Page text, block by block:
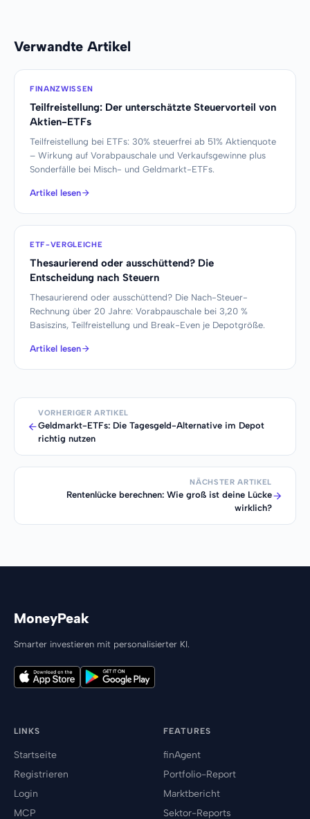
Verwandte Artikel
FINANZWISSEN
Teilfreistellung: Der unterschätzte Steuervorteil von
Aktien-ETFs
Teilfreistellung bei ETFs: 30% steuerfrei ab 51% Aktienquote
– Wirkung auf Vorabpauschale und Verkaufsgewinne plus
Sonderfälle bei Misch- und Geldmarkt-ETFs.
Artikel lesen
ETF-VERGLEICHE
Thesaurierend oder ausschüttend? Die
Entscheidung nach Steuern
Thesaurierend oder ausschüttend? Die Nach-Steuer-
Rechnung über 20 Jahre: Vorabpauschale bei 3,20 %
Basiszins, Teilfreistellung und Break-Even je Depotgröße.
Artikel lesen
VORHERIGER ARTIKEL
Geldmarkt-ETFs: Die Tagesgeld-Alternative im Depot
richtig nutzen
NÄCHSTER ARTIKEL
Rentenlücke berechnen: Wie groß ist deine Lücke
wirklich?
MoneyPeak
Smarter investieren mit personalisierter KI.
LINKS
Startseite
Registrieren
Login
MCP
FEATURES
finAgent
Portfolio-Report
Marktbericht
Sektor-Reports